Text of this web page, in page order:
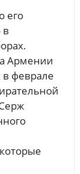
его
в
Армении
в феврале